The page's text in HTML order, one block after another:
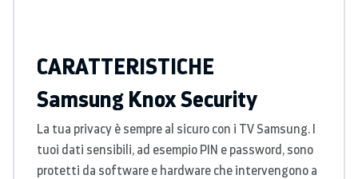
CARATTERISTICHE
Samsung Knox Security
La tua privacy è sempre al sicuro con i TV Samsung. I
tuoi dati sensibili, ad esempio PIN e password, sono
protetti da software e hardware che intervengono a